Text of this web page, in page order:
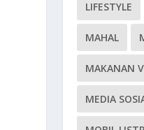
LIFESTYLE
MAHAL
MAKANAN
MEDIA